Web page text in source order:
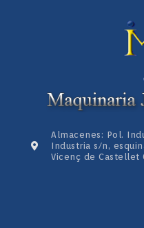
Almacenes: Pol.
Industria s/n,
Vicenç de Castellet